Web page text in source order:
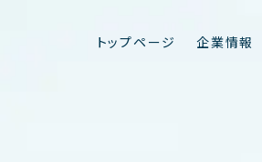
トップペ ージ 企業情報